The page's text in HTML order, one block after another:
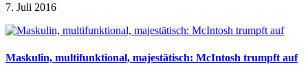
7. Juli 2016
Maskulin, multifunktional, majestätisch: McIntosh trumpft auf